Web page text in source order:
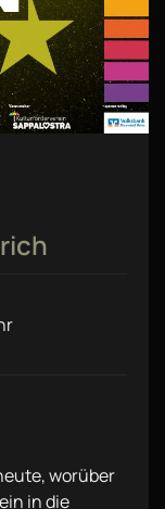
worüber
in die